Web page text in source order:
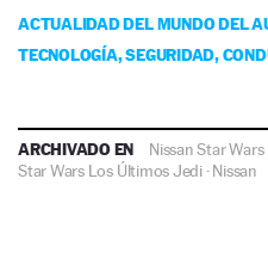
ACTUALIDAD DEL MUNDO DEL
TECNOLOGÍA, SEGURIDAD,
ARCHIVADO EN Nissan Star Wars
Star Wars Los Últimos Jedi ·Nissan